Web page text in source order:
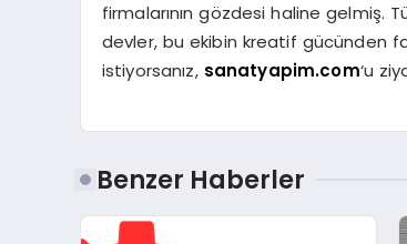
firmalarının gözdesi haline gelmiş.
devler, bu ekibin kreatif gücünden
istiyorsanız, sanatyapim.com‘u
Benzer Haberler